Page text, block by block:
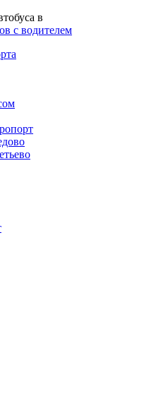
в
с водителем